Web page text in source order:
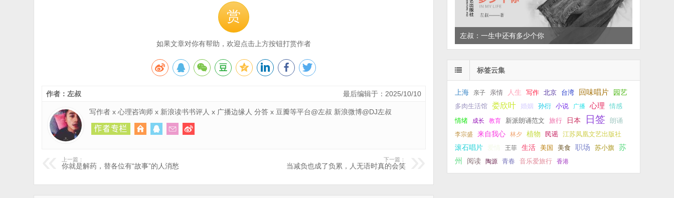
赏
如果文章对你有帮助，欢迎点击上方按钮打赏作者
最后编辑于：2025/10/10
作者：左叔
写作者 x 心理咨询师 x 新浪读书书评人 x 广播边缘人 分答 x 豆瓣等平台@左叔 新浪微博@DJ左叔
上一篇：
你就是解药，替各位有“故事”的人消愁
下一篇：
当减负也成了负累，人无语时真的会笑
左叔：一生中还有多少个你
标签云集
上海 亲子 亲情 人生 写作 北京 台湾 回味唱片 园艺
多肉生活馆 娄欣叶 婚姻 孙衍 小说 广播 心理 情感
情绪 成长 教育 新派朗诵范文 旅行 日本 日签 朗诵
李宗盛 来自我心 林夕 植物 民谣
江苏凤凰文艺出版社
滚石唱片
王菲 生活 美国 美食 职场 苏小旗
苏
州
阅读 陶源 青春 音乐爱旅行 香港